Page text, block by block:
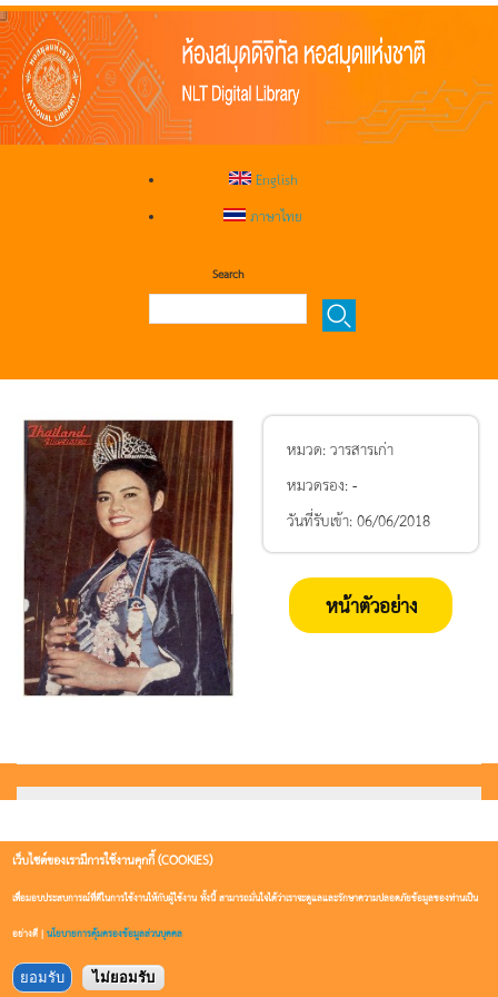
English
ภาษาไทย
Search
หมวด:วารสารเก่า
หมวดรอง:-
วันที่รับเข้า:06/06/2018
หน้าตัวอย่าง
เว็บไซต์ของเรามีการใช้งานคุกกี้ (COOKIES)
เพื่อมอบประสบการณ์ที่ดีในการใช้งานให้กับผู้ใช้งาน ทั้งนี้ สามารถมั่นใจได้ว่าเราจะดูแลและรักษาความปลอดภัยข้อมูลของท่านเป็น
อย่างดี |นโยบายการคุ้มครองข้อมูลส่วนบุคคล
ยอมรับ ไม่ยอมรับ